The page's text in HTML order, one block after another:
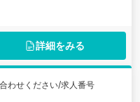
詳細をみる
わせください/求人番号